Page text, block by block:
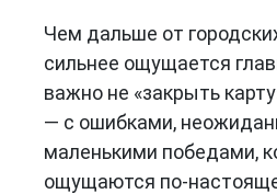
Чем дальше от
сильнее ощущается
важно не «закрыть
— с ошибками,
маленькими победами,
ощущаются по-